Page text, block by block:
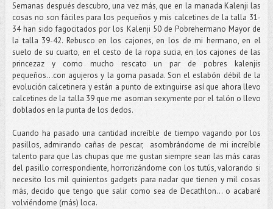
Semanas después descubro, una vez más, que en la manada Kalenji las
cosas no son fáciles para los pequeños y mis calcetines de la talla 31-
34 han sido fagocitados por los Kalenji 50 de Pobrehermano Mayor de
la talla 39-42. Rebusco en los cajones, en los de mi hermano, en el
suelo de su cuarto, en el cesto de la ropa sucia, en los cajones de las
princezaz y como mucho rescato un par de pobres kalenjis
pequeños...con agujeros y la goma pasada. Son el eslabón débil de la
evolución calcetinera y están a punto de extinguirse así que ahora llevo
calcetines de la talla 39 que me asoman sexymente por el talón o llevo
doblados en la punta de los dedos.
Cuando ha pasado una cantidad increíble de tiempo vagando por los
pasillos, admirando cañas de pescar, asombrándome de mi increíble
talento para que las chupas que me gustan siempre sean las más caras
del pasillo correspondiente, horrorizándome con los tutús, valorando si
necesito los mil quinientos gadgets para nadar que tienen y mil cosas
más, decido que tengo que salir como sea de Decathlon... o acabaré
volviéndome (más) loca.